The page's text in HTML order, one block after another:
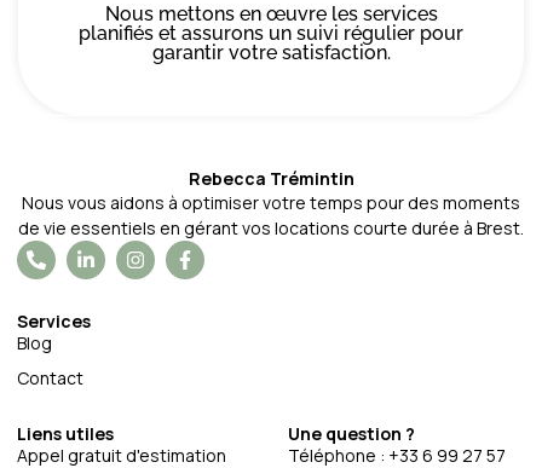
Nous mettons en œuvre les services
planifiés et assurons un suivi régulier pour
garantir votre satisfaction.
Rebecca Trémintin
Nous vous aidons à optimiser votre temps pour des moments
de vie essentiels en gérant vos locations courte durée à Brest.
Services
Blog
Contact
Liens utiles
Appel gratuit d'estimation
Une question ?
Téléphone : +33 6 99 27 57